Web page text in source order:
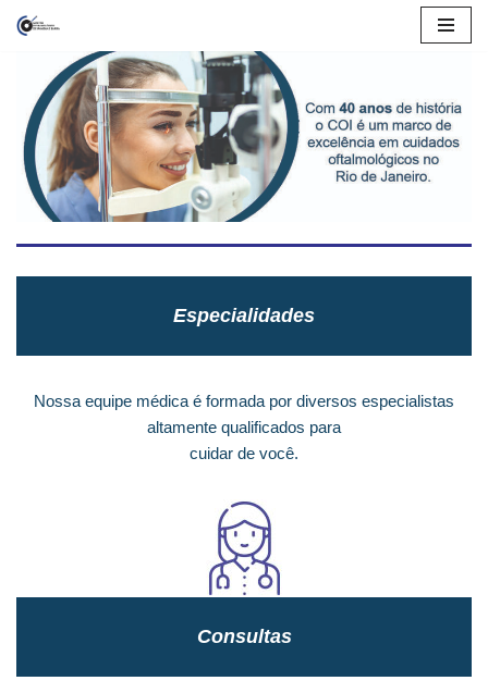
para
conteúdo
Especialidades
Nossa equipe médica é formada por diversos especialistas
altamente qualificados para
cuidar de você.
Consultas